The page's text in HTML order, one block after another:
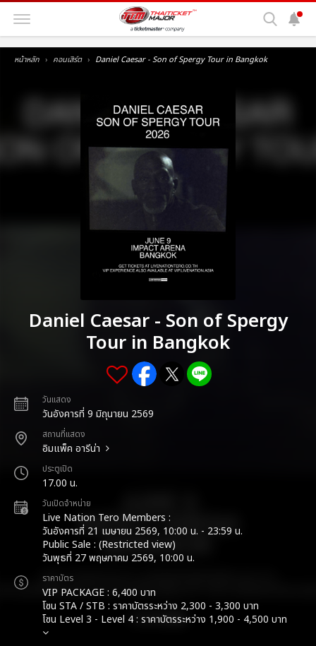
หน้าหลัก คอนเสิร์ต Daniel Caesar - Son of Spergy Tour in Bangkok
Daniel Caesar - Son of Spergy
Tour in Bangkok
วันแสดง
วันอังคารที่ 9 มิถุนายน 2569
สถานที่แสดง
อิมแพ็ค อารีน่า
ประตูเปิด
17.00 น.
วันเปิดจำหน่าย
Live Nation Tero Members :
วันอังคารที่ 21 เมษายน 2569, 10:00 น. - 23:59 น.
Public Sale : (Restricted view)
วันพุธที่ 27 พฤษภาคม 2569, 10:00 น.
ราคาบัตร
VIP PACKAGE : 6,400 บาท
โซน STA / STB : ราคาบัตรระหว่าง 2,300 - 3,300 บาท
โซน Level 3 - Level 4 : ราคาบัตรระหว่าง 1,900 - 4,500 บาท